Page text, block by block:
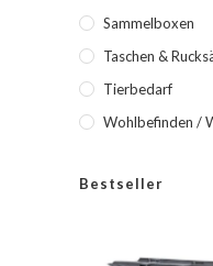
Sammelboxen
Taschen &
Tierbedarf
Wohlbefinden /
Bestseller